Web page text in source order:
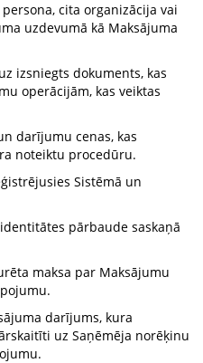
cita organizācija vai
uzdevumā kā Maksājuma
izsniegts dokuments, kas
operācijām, kas veiktas
darījumu cenas, kas
noteiktu procedūru.
Sistēmā un
pārbaude saskaņā
maksa par Maksājumu
darījums, kura
uz Saņēmēja norēķinu